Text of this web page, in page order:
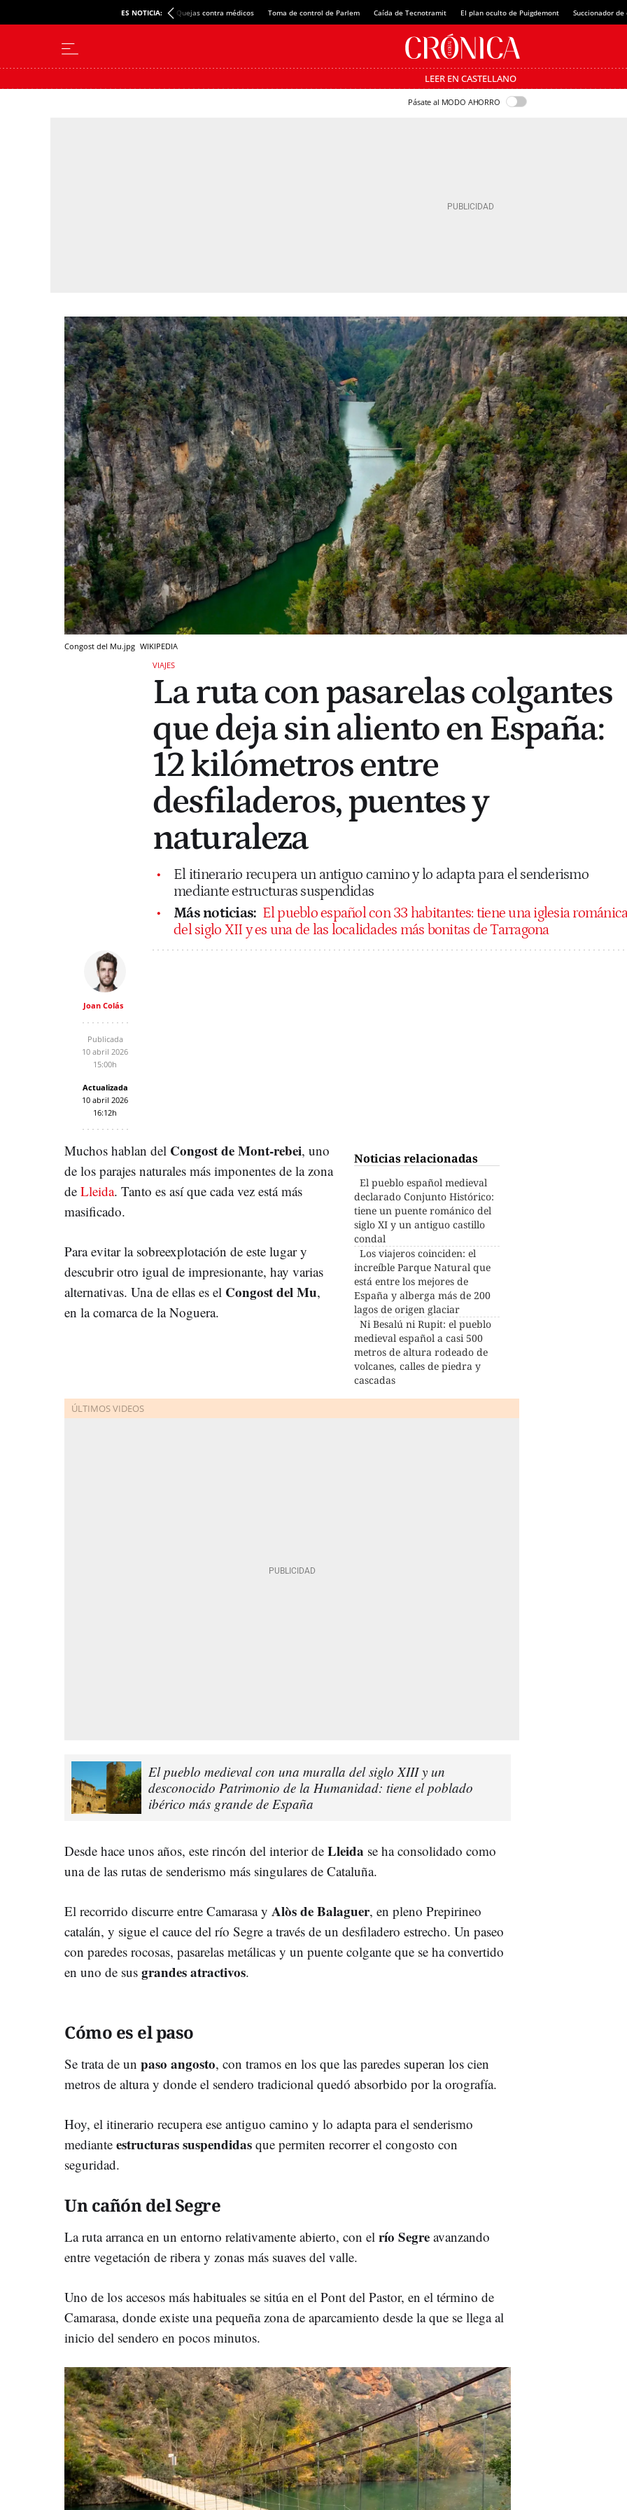
ES NOTICIA: Quejas contra médicos Toma de control de Parlem Caída de Tecnotramit El plan oculto de Puigdemont Succionador
LEER EN CASTELLANO
Pásate al MODO AHORRO
Congost del Mu.jpg WIKIPEDIA
VIAJES
La ruta con pasarelas colgantes
que deja sin aliento en España:
12 kilómetros entre
desfiladeros, puentes y
naturaleza
El itinerario recupera un antiguo camino y lo adapta para el senderismo
mediante estructuras suspendidas
Más noticias: El pueblo español con 33 habitantes: tiene una iglesia
del siglo XII y es una de las localidades más bonitas de Tarragona
Joan Colás
Publicada
10 abril 2026
15:00h
Actualizada
10 abril 2026
16:12h
Noticias relacionadas
El pueblo español medieval
declarado Conjunto Histórico:
tiene un puente románico del
siglo XI y un antiguo castillo
condal
Los viajeros coinciden: el
increíble Parque Natural que
está entre los mejores de
España y alberga más de 200
lagos de origen glaciar
Ni Besalú ni Rupit: el pueblo
medieval español a casi 500
metros de altura rodeado de
volcanes, calles de piedra y
cascadas
Muchos hablan del Congost de Mont-rebei, uno
de los parajes naturales más imponentes de la zona
de Lleida. Tanto es así que cada vez está más
masificado.
Para evitar la sobreexplotación de este lugar y
descubrir otro igual de impresionante, hay varias
alternativas. Una de ellas es el Congost del Mu,
en la comarca de la Noguera.
El pueblo medieval con una muralla del siglo XIII y un
desconocido Patrimonio de la Humanidad: tiene el poblado
ibérico más grande de España
Desde hace unos años, este rincón del interior de Lleida se ha consolidado como
una de las rutas de senderismo más singulares de Cataluña.
El recorrido discurre entre Camarasa y Alòs de Balaguer, en pleno Prepirineo
catalán, y sigue el cauce del río Segre a través de un desfiladero estrecho. Un paseo
con paredes rocosas, pasarelas metálicas y un puente colgante que se ha convertido
en uno de sus grandes atractivos.
Cómo es el paso
Se trata de un paso angosto, con tramos en los que las paredes superan los cien
metros de altura y donde el sendero tradicional quedó absorbido por la orografía.
Hoy, el itinerario recupera ese antiguo camino y lo adapta para el senderismo
mediante estructuras suspendidas que permiten recorrer el congosto con
seguridad.
Un cañón del Segre
La ruta arranca en un entorno relativamente abierto, con el río Segre avanzando
entre vegetación de ribera y zonas más suaves del valle.
Uno de los accesos más habituales se sitúa en el Pont del Pastor, en el término de
Camarasa, donde existe una pequeña zona de aparcamiento desde la que se llega al
inicio del sendero en pocos minutos.